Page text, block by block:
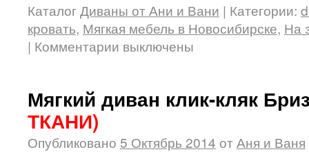
КаталогДиваны от Ани и Вани | Категории:
кровать, Мягкая мебель в Новосибирске, На
| Комментарии выключены
Мягкий диван клик-кляк
ТКАНИ)
Опубликовано 5 Октябрь 2014 отАня и Ваня